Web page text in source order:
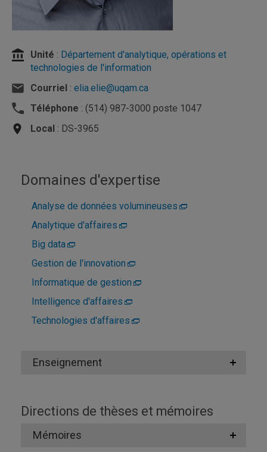
Unité : Département d'analytique, opérations et
technologies de l'information
Courriel : elia.elie@uqam.ca
Téléphone : (514) 987-3000 poste 1047
Local : DS-3965
Domaines d'expertise
Analyse de données volumineuses
Analytique d'affaires
Big data
Gestion de l'innovation
Informatique de gestion
Intelligence d'affaires
Technologies d'affaires
Enseignement
Directions de thèses et mémoires
Mémoires